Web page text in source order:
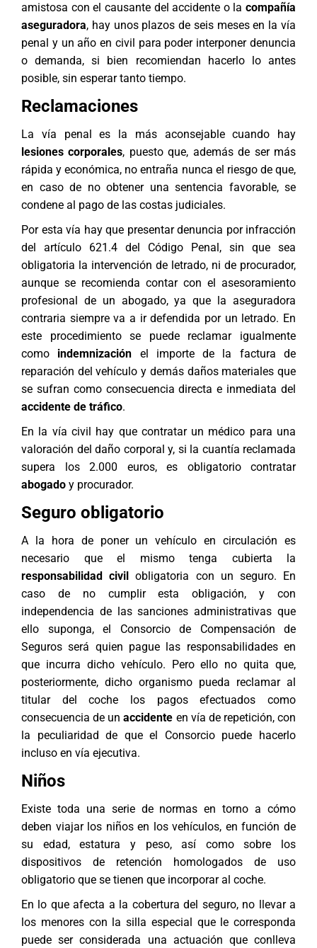
amistosa con el causante del accidente o la compañía
aseguradora, hay unos plazos de seis meses en la vía
penal y un año en civil para poder interponer denuncia
o demanda, si bien recomiendan hacerlo lo antes
posible, sin esperar tanto tiempo.
Reclamaciones
La vía penal es la más aconsejable cuando hay
lesiones corporales, puesto que, además de ser más
rápida y económica, no entraña nunca el riesgo de que,
en caso de no obtener una sentencia favorable, se
condene al pago de las costas judiciales.
Por esta vía hay que presentar denuncia por infracción
del artículo 621.4 del Código Penal, sin que sea
obligatoria la intervención de letrado, ni de procurador,
aunque se recomienda contar con el asesoramiento
profesional de un abogado, ya que la aseguradora
contraria siempre va a ir defendida por un letrado. En
este procedimiento se puede reclamar igualmente
como indemnización el importe de la factura de
reparación del vehículo y demás daños materiales que
se sufran como consecuencia directa e inmediata del
accidente de tráfico.
En la vía civil hay que contratar un médico para una
valoración del daño corporal y, si la cuantía reclamada
supera los 2.000 euros, es obligatorio contratar
abogado y procurador.
Seguro obligatorio
A la hora de poner un vehículo en circulación es
necesario que el mismo tenga cubierta la
responsabilidad civil obligatoria con un seguro. En
caso de no cumplir esta obligación, y con
independencia de las sanciones administrativas que
ello suponga, el Consorcio de Compensación de
Seguros será quien pague las responsabilidades en
que incurra dicho vehículo. Pero ello no quita que,
posteriormente, dicho organismo pueda reclamar al
titular del coche los pagos efectuados como
consecuencia de unaccidente en vía de repetición, con
la peculiaridad de que el Consorcio puede hacerlo
incluso en vía ejecutiva.
Niños
Existe toda una serie de normas en torno a cómo
deben viajar los niños en los vehículos, en función de
su edad, estatura y peso, así como sobre los
dispositivos de retención homologados de uso
obligatorio que se tienen que incorporar al coche.
En lo que afecta a la cobertura del seguro, no llevar a
los menores con la silla especial que le corresponda
puede ser considerada una actuación que conlleva